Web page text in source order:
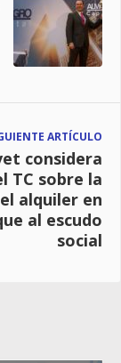
ARTÍCULO
considera
TC sobre la
alquiler en
al escudo
social